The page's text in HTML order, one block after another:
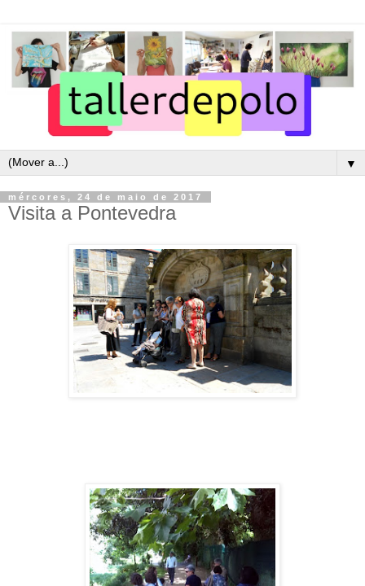
▼
mércores, 24 de maio de 2017
Visita a Pontevedra